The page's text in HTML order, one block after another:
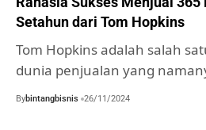
Setahun dari Tom Hopkins
Tom Hopkins adalah salah
dunia penjualan yang
Bybintangbisnis 26/11/2024